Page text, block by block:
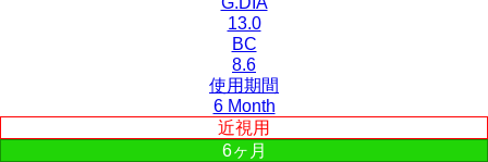
13.0
BC
8.6
使用期間
6 Month
近視用
6ヶ月